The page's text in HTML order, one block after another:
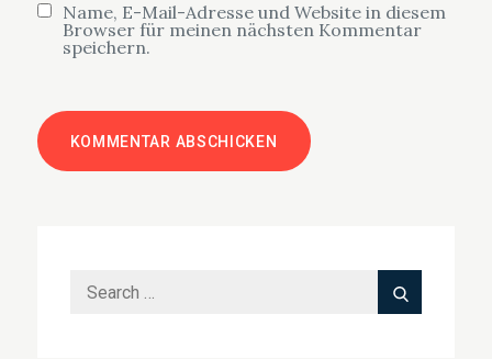
Name, E-Mail-Adresse und Website in diesem
Browser für meinen nächsten Kommentar
speichern.
Search
Search